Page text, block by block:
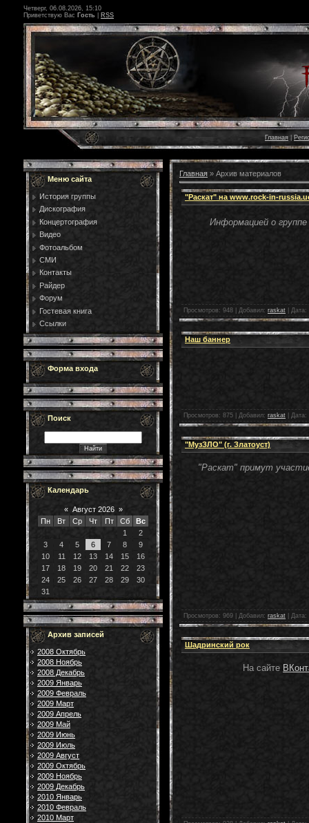
Четверг, 06.08.2026, 15:10
Приветствую Вас Гость RSS
Главная
Меню сайта
История группы
Дискография
Концертография
Видео
Фотоальбом
СМИ
Контакты
Райдер
Форум
Гостевая книга
Ссылки
Форма входа
Поиск
Календарь
« Август 2026 »
Пн
Вт Ср Чт Пт Сб
Вс
1
2
3
4 5 6 7 8
9
10
11 12 13 14 15
16
17
18 19 20 21 22
23
24
25 26 27 28 29
30
31
Архив записей
2008 Октябрь
2008 Ноябрь
2008 Декабрь
2009 Январь
2009 Февраль
2009 Март
2009 Апрель
2009 Май
2009 Июнь
2009 Июль
2009 Август
2009 Октябрь
2009 Ноябрь
2009 Декабрь
2010 Январь
2010 Февраль
2010 Март
Главная » Архив материалов
"Раскат" на www.rock-in-
Информацией о
Просмотров: 948 Добавил: raskat Дата:
Наш баннер
Просмотров: 875 Добавил: raskat Дата:
"МузЗЛО" (г. Златоуст)
"Раскат" примут
Просмотров: 969 Добавил: raskat Дата:
Шадринский рок
На сайте